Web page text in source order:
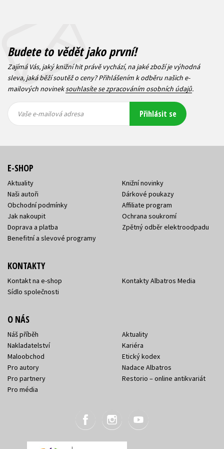
Budete to vědět jako první!
Zajímá Vás, jaký knižní hit právě vychází, na jaké zboží je výhodná
sleva, jaká běží soutěž o ceny? Přihlášením k odběru našich e-
mailových novineksouhlasíte se zpracováním osobních údajů.
mailová
mailová
Vaše e-mailová adresa Přihlásit se
E-SHOP
Aktuality
Naši autoři
Obchodní podmínky
Jak nakoupit
Doprava a platba
Benefitní a slevové programy
Knižní novinky
Dárkové poukazy
Affiliate program
Ochrana soukromí
Zpětný odběr elektroodpadu
KONTAKTY
Kontakt na e-shop
Sídlo společnosti
Kontakty Albatros Media
O NÁS
Náš příběh
Nakladatelství
Maloobchod
Pro autory
Pro partnery
Pro média
Aktuality
Kariéra
Etický kodex
Nadace Albatros
Restorio – online antikvariát